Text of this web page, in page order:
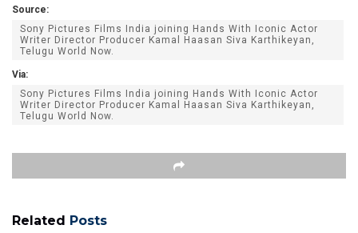
Source:
Sony Pictures Films India joining Hands With Iconic Actor
Writer Director Producer Kamal Haasan Siva Karthikeyan,
Telugu World Now.
Via:
Sony Pictures Films India joining Hands With Iconic Actor
Writer Director Producer Kamal Haasan Siva Karthikeyan,
Telugu World Now.
Related Posts